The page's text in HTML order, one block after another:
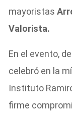
mayoristas
Valorista.
En el evento,
celebró en la
Instituto
firme